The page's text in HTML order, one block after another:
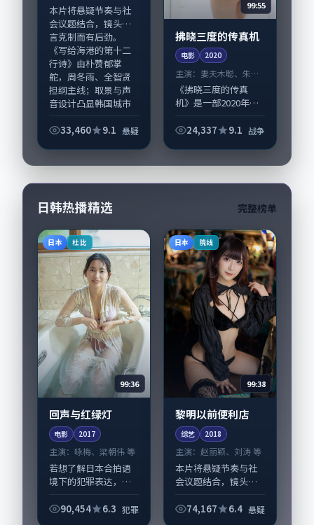
等
本片将悬疑节奏与社
会议题结合，镜头语
言克制而有后劲。
《写给海港的第十二
行诗》由朴赞郁掌
舵，周冬雨、全智贤
担纲主线；取景与声
音设计凸显韩国城市
33,460
9.1 悬疑
99:55
拂晓三度的传真机
电影 2020
主演： 妻夫木聪、朱一
龙 等
《拂晓三度的传真
机》是一部2020年前
影，由韦斯·安德森
佳音等演员亦参与重
要戏份。故事围绕当...
24,337 9.1 战争
日韩热播精选 完整榜单
日本 杜比
99:36
回声与红绿灯
电影 2017
主演： 咏梅、梁朝伟 等
若想了解日本合拍语
境下的犯罪表达，
得关注：剧情侧重人
90,454 6.3 犯罪
日本 院线
99:38
黎明以前便利店
综艺 2018
主演： 赵丽颖、刘涛 等
本片将悬疑节奏与社
会议题结合，镜头语
《黎明以前便利店》
74,167 6.4 悬疑